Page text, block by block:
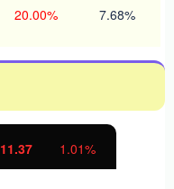
20.00% 7.68%
11.37 1.01%